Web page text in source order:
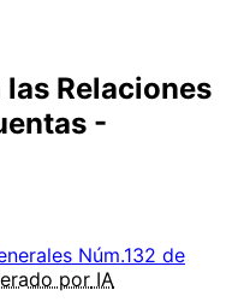
Relaciones
-
Núm.132 de
por IA